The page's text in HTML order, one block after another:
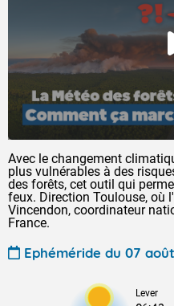
Avec le changement
plus vulnérables à des
des forêts, cet outil qui
feux. Direction Toulouse, où
Vincendon, coordinateur
France.
Ephéméride du 07
Lever